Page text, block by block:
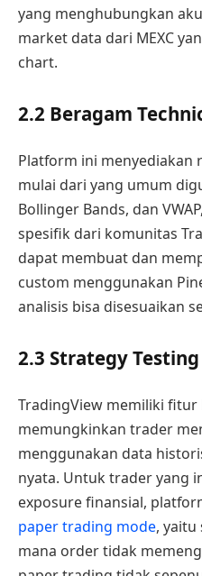
yang menghubungkan
market data dari MEXC
chart.
2.2 Beragam
Platform ini menyediakan
mulai dari yang umum
Bollinger Bands, dan
spesifik dari komunitas
dapat membuat dan
custom menggunakan
analisis bisa disesuaikan
2.3 Strategy
TradingView memiliki
memungkinkan trader
menggunakan data
nyata. Untuk trader yang
exposure finansial,
paper trading mode,
mana order tidak